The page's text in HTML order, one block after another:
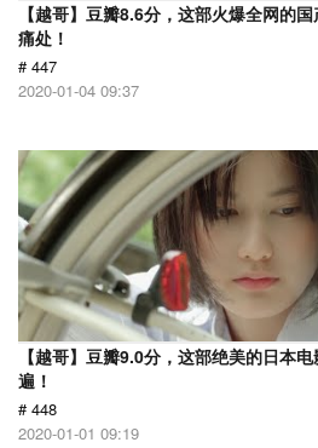
【越哥】豆瓣8.6分，这部火爆全网的
痛处！
# 447
2020-01-04 09:37
【越哥】豆瓣9.0分，这部绝美的日本
遍！
# 448
2020-01-01 09:19